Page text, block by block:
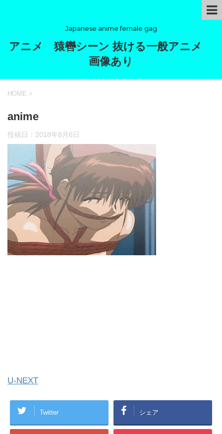
Japanese anime female gag
アニメ 猿轡シーン 抜ける一般アニメ
画像あり
HOME >
anime
投稿日： 2018年8月6日
U-NEXT
Twitter シェア